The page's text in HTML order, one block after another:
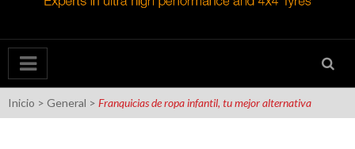
respuesta
Cómo un pequeño emprendimiento se
convirtió en éxito gracias a la
Inicio > General > Franquicias de ropa infantil, tu mejor alternativa